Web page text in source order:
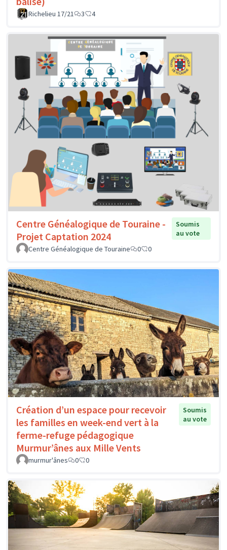
Richelieu 17/21 3 4
Centre Généalogique de Touraine -
Projet Captation 2024
Soumis
au vote
Centre Généalogique de Touraine
0 0
Création d’un espace pour recevoir
les familles en week-end vert à la
ferme-refuge pédagogique
Murmur’ânes aux Mille Vents
Soumis
au vote
murmur'ânes 0 0